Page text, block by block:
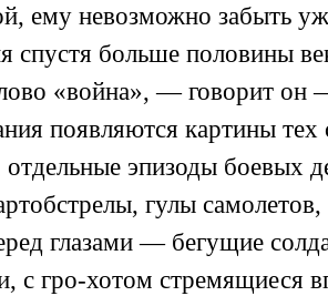
ему невозможно забыть
спустя больше половины
«война», — говорит он
появляются картины
эпизоды боевых
гулы
глазами — бегущие
с гро-хотом стремящиеся